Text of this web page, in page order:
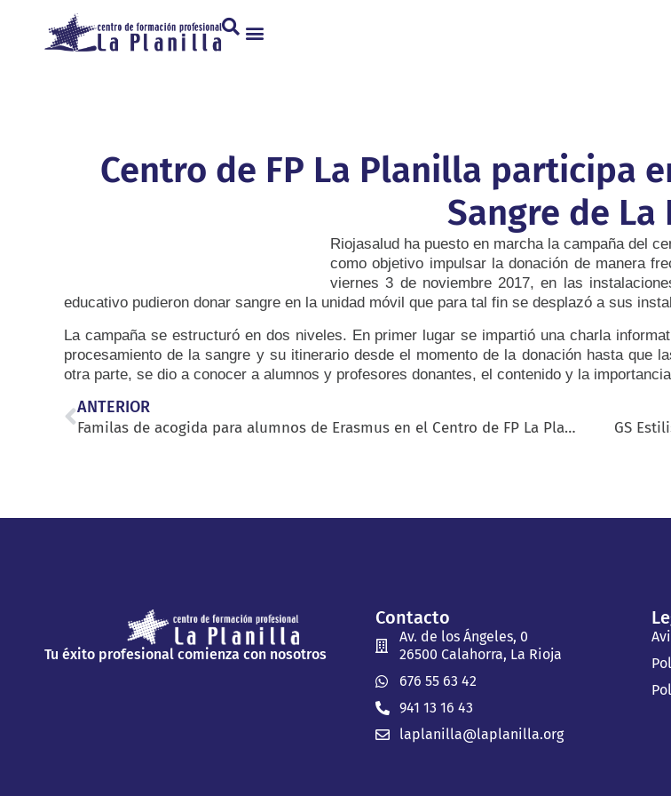
Centro de FP La Planilla participa
Sangre de La
Riojasalud ha puesto en marcha la campaña del
como objetivo impulsar la donación de manera
viernes 3 de noviembre 2017, en las
educativo pudieron donar sangre en la unidad móvil que para tal fin se desplazó a sus
La campaña se estructuró en dos niveles. En primer lugar se impartió una charla
procesamiento de la sangre y su itinerario desde el momento de la donación hasta que
otra parte, se dio a conocer a alumnos y profesores donantes, el contenido y la
ANTERIOR
Familas de acogida para alumnos de Erasmus en el Centro de FP La Planilla
Tu éxito profesional comienza con nosotros
Contacto
Av. de los Ángeles, 0
26500 Calahorra, La Rioja
676 55 63 42
941 13 16 43
laplanilla@laplanilla.org